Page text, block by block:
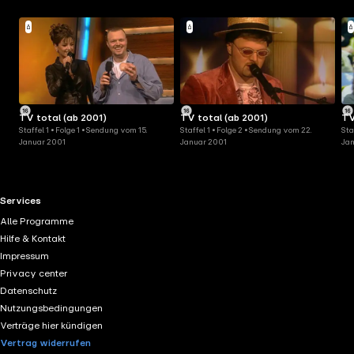
TV total (ab 2001)
Staffel 1 • Folge 1 • Sendung vom 15.
Januar 2001
TV total (ab 2001)
Staffel 1 • Folge 2 • Sendung vom 22.
Januar 2001
RTL+ useful links.
Services
Alle Programme
Hilfe & Kontakt
Impressum
Privacy center
Datenschutz
Nutzungsbedingungen
Verträge hier kündigen
Vertrag widerrufen